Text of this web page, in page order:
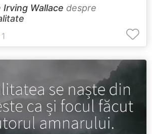
Irving Wallace despre